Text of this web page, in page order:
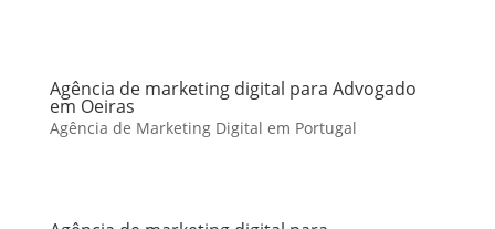
Agência de marketing digital para Advogado
em Oeiras
Agência de Marketing Digital em Portugal